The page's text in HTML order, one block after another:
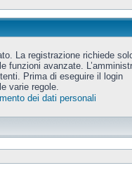
La registrazione richiede
funzioni avanzate.
Prima di eseguire il login
varie regole.
dei dati personali